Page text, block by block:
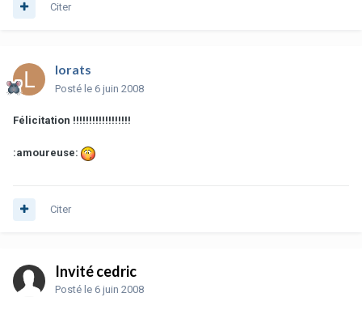
Citer
lorats
Posté le 6 juin 2008
Félicitation !!!!!!!!!!!!!!!!!!
:amoureuse:
Citer
Invité cedric
Posté le 6 juin 2008